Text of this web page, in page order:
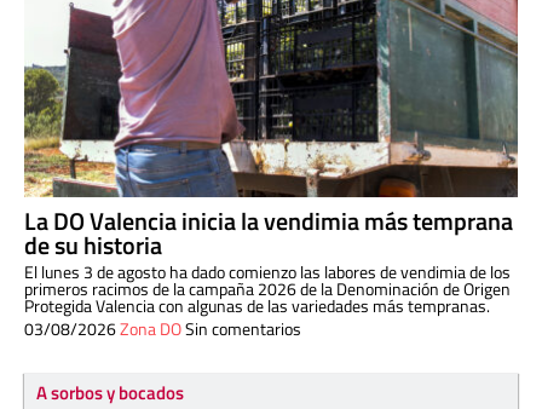
La DO Valencia inicia la vendimia más temprana
de su historia
El lunes 3 de agosto ha dado comienzo las labores de vendimia de los
primeros racimos de la campaña 2026 de la Denominación de Origen
Protegida Valencia con algunas de las variedades más tempranas.
03/08/2026Zona DOSin comentarios
A sorbos y bocados